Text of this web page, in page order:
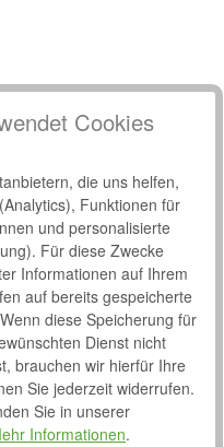
Der
Kubivent Viscoschaum-
Cookies
die uns helfen,
Funktionen für
und personalisierte
Für diese Zwecke
Informationen auf Ihrem
auf bereits gespeicherte
diese Speicherung für
Dienst nicht
brauchen wir hierfür Ihre
Sie jederzeit widerrufen.
Sie in unserer
Informationen.